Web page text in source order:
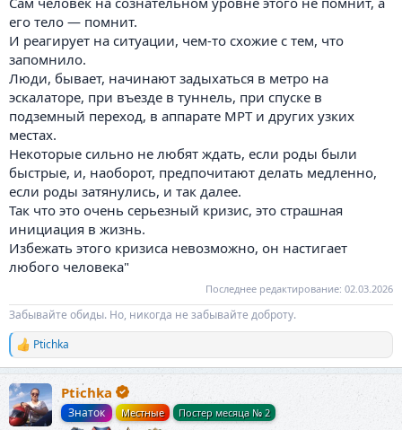
его тело — помнит.
И реагирует на ситуации, чем-то схожие с тем, что
запомнило.
Люди, бывает, начинают задыхаться в метро на
эскалаторе, при въезде в туннель, при спуске в
подземный переход, в аппарате МРТ и других узких
местах.
Некоторые сильно не любят ждать, если роды были
быстрые, и, наоборот, предпочитают делать медленно,
если роды затянулись, и так далее.
Так что это очень серьезный кризис, это страшная
инициация в жизнь.
Избежать этого кризиса невозможно, он настигает
любого человека"
Последнее редактирование: 02.03.2026
Забывайте обиды. Но, никогда не забывайте доброту.
Р
е
к
ц
и
Ptichka
Ptichka
Знаток Местные Постер месяца № 2